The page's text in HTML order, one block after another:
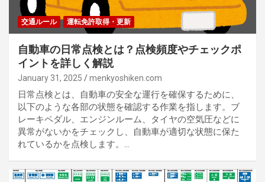
交通ルール 運転免許取得・更新
自動車の日常点検とは？点検頻度やチェックポ
イントを詳しく解説
January 31, 2025 menkyoshiken.com
日常点検とは、自動車の安全な運行を確保するために、
以下のような各部の状態を確認する作業を指します。ブ
レーキペダル、エンジンルーム、タイヤの空気圧などに
異常がないかをチェックし、自動車が適切な状態に保た
れているかを点検します。…